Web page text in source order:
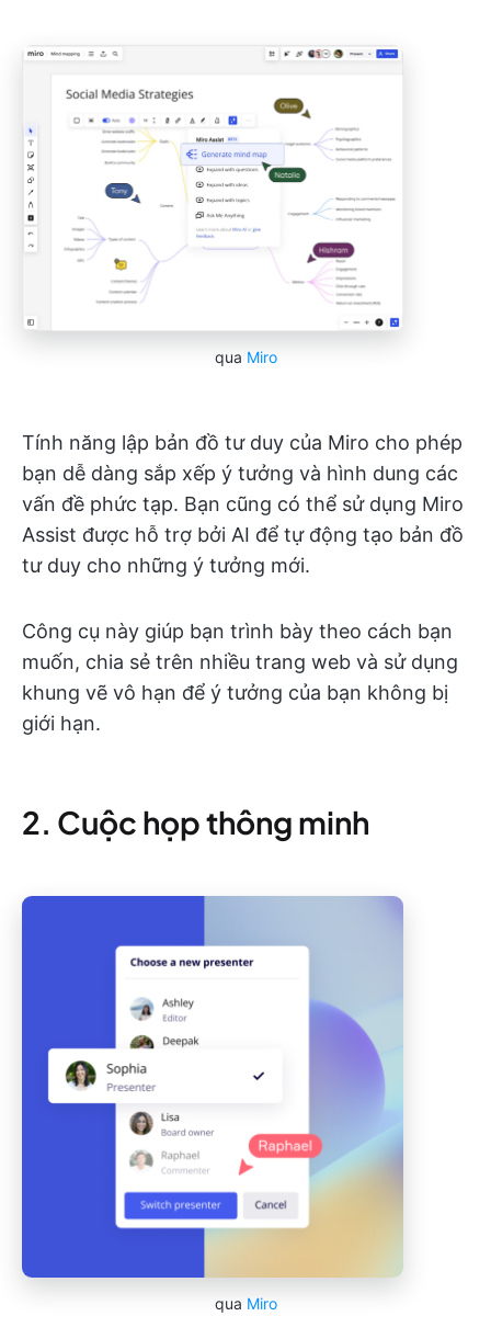
qua Miro
Tính năng lập bản đồ tư duy của Miro cho phép
bạn dễ dàng sắp xếp ý tưởng và hình dung các
vấn đề phức tạp. Bạn cũng có thể sử dụng Miro
Assist được hỗ trợ bởi AI để tự động tạo bản đồ
tư duy cho những ý tưởng mới.
Công cụ này giúp bạn trình bày theo cách bạn
muốn, chia sẻ trên nhiều trang web và sử dụng
khung vẽ vô hạn để ý tưởng của bạn không bị
giới hạn.
2. Cuộc họp thông minh
qua Miro